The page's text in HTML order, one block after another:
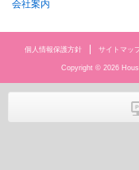
会社案内
個人情報保護方針 サイトマッ
Copyright © 2026